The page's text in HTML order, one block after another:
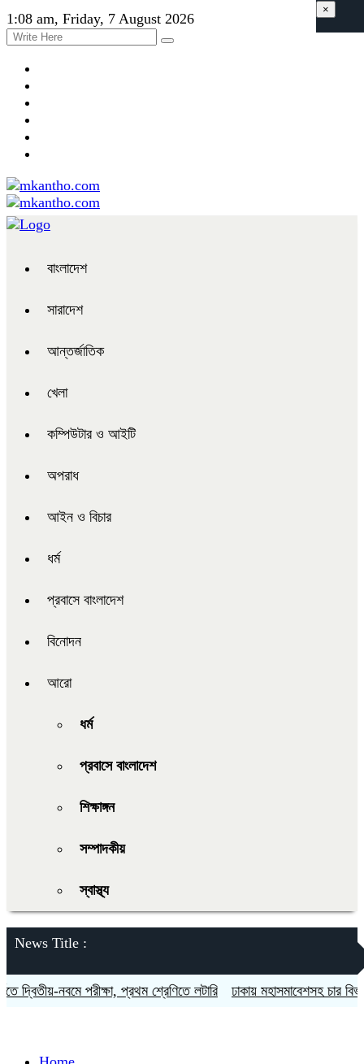
1:08 am, Friday, 7 August 2026
বাংলাদেশ
সারাদেশ
আন্তর্জাতিক
খেলা
কম্পিউটার ও আইটি
অপরাধ
আইন ও বিচার
ধর্ম
প্রবাসে বাংলাদেশ
বিনোদন
আরো
ধর্ম
প্রবাসে বাংলাদেশ
শিক্ষাঙ্গন
সম্পাদকীয়
স্বাস্থ্য
News Title :
নবমে পরীক্ষা, প্রথম শ্রেণিতে লটারি ঢাকায় মহাসমাবেশসহ চার
×